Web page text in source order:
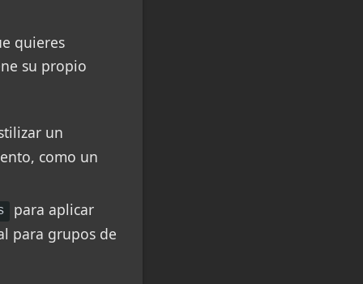
quieres
su propio
un
como un
para aplicar
para grupos de